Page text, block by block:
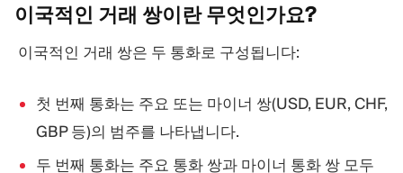
이국적인 거래 쌍이란무엇인가요?
이국적인 거래 쌍은 두 통화로 구성됩니다:
첫 번째 통화는 주요 또는 마이너 쌍(USD, EUR, CHF,
GBP 등)의 범주를 나타냅니다.
두 번째 통화는 주요 통화 쌍과 마이너 통화 쌍 모두